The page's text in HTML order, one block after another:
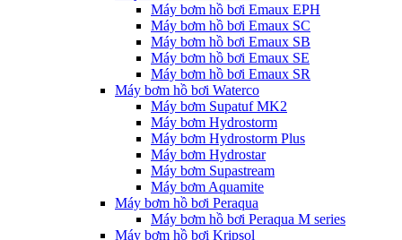
Máy bơm hồ bơi Emaux EPH
Máy bơm hồ bơi Emaux SC
Máy bơm hồ bơi Emaux SB
Máy bơm hồ bơi Emaux SE
Máy bơm hồ bơi Emaux SR
Máy bơm hồ bơi Waterco
Máy bơm Supatuf MK2
Máy bơm Hydrostorm
Máy bơm Hydrostorm Plus
Máy bơm Hydrostar
Máy bơm Supastream
Máy bơm Aquamite
Máy bơm hồ bơi Peraqua
Máy bơm hồ bơi Peraqua M series
Máy bơm hồ bơi Kripsol